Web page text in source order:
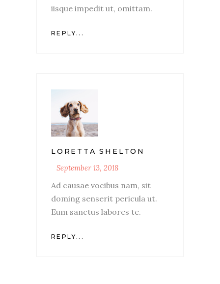
iisque impedit ut, omittam.
REPLY...
LORETTA SHELTON
September 13, 2018
Ad causae vocibus nam, sit
doming senserit pericula ut.
Eum sanctus labores te.
REPLY...